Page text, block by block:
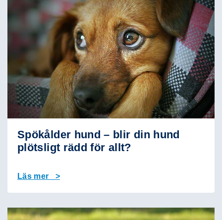
Spökålder hund – blir din hund
plötsligt rädd för allt?
Läs mer >